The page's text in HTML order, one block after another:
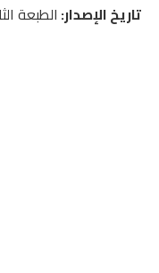
تاريخ الإصدار: الطبعة